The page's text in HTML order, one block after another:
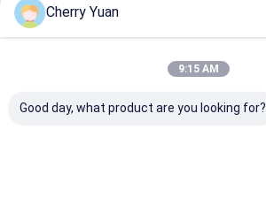
Cherry Yuan
9:15 AM
Good day, what product are you looking for?